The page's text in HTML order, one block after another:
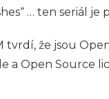
… ten seriál je
tvrdí, že jsou
a Open Source